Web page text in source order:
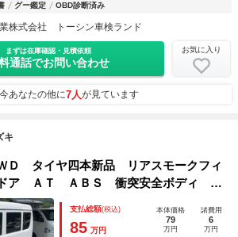
グー鑑定 OBD診断済み
株式会社 トーシン車検ランド
まずは在庫確認・見積依頼
通話でお問い合わせ
お気に入り
今あなたの他に7人が見ています
キ
タイヤ四本新品 リアスモークフィ
ア ＡＴ ＡＢＳ 衝突安全ボディ エ
リング 運転席エアバッグ 助手席エア
支払総額(税込)
85 万円
本体価格
79
万円
諸費用
6
万円